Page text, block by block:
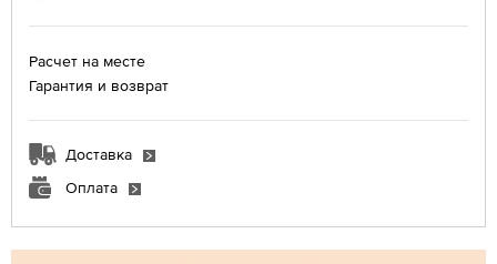
Расчет на месте
Гарантия и возврат
Доставка
Оплата